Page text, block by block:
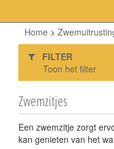
Home >
FILTER
Toon het filter
Zwemzitjes
Een zwemzitje zorgt
kan genieten van het